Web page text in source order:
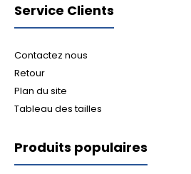
Service Clients
Contactez nous
Retour
Plan du site
Tableau des tailles
Produits populaires